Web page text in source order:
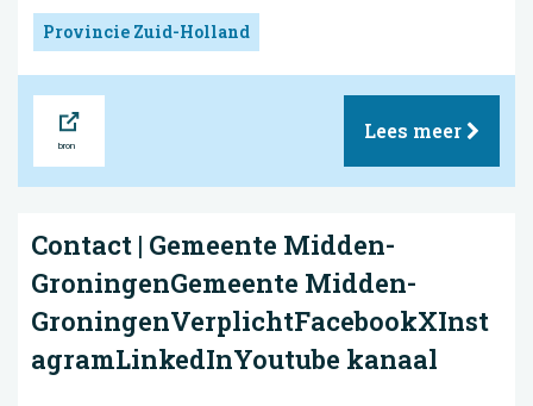
Provincie Zuid-Holland
Lees meer
Contact | Gemeente Midden-
GroningenGemeente Midden-
GroningenVerplichtFacebookXInst
agramLinkedInYoutube kanaal